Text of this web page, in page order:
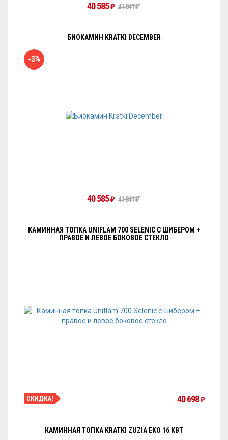
40 585₽ 41 841₽
БИОКАМИН KRATKI DECEMBER
-3%
40 585₽ 41 841₽
КАМИННАЯ ТОПКА UNIFLAM 700 SELENIC С ШИБЕРОМ +
ПРАВОЕ И ЛЕВОЕ БОКОВОЕ СТЕКЛО
СКИДКА! 40 698₽
КАМИННАЯ ТОПКА KRATKI ZUZIA EKO 16 КВТ